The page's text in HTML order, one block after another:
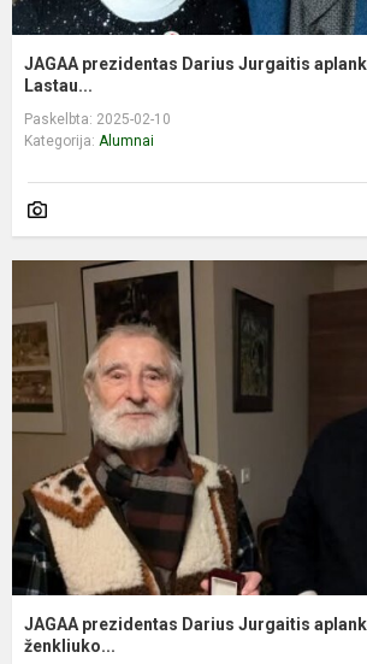
JAGAA prezidentas Darius Jurgaitis
Lastau...
Paskelbta: 2025-02-10
Kategorija: Alumnai
JAGAA prezidentas Darius Jurgaitis
ženkliuko...